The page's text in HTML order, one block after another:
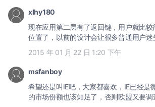
xlhy180
现在应用第二层有了返回键，用户就比
位置了，以前的设计会让很多普通用户
2015 年 01 月 22 日 1:20 下午
msfanboy
希望还是叫IE吧，大家都喜欢，IE已经是
的市场份额也该知足了，否则欧盟又要调